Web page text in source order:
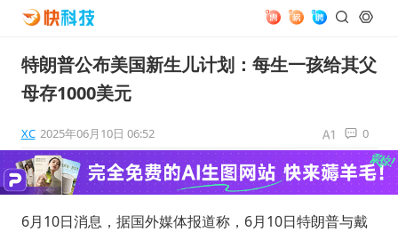
特朗普公布美国新生儿计划：每生一孩给其父
母存1000美元
XC 2025年06月10日 06:52 0
6月10日消息，据国外媒体报道称，6月10日特朗普与戴